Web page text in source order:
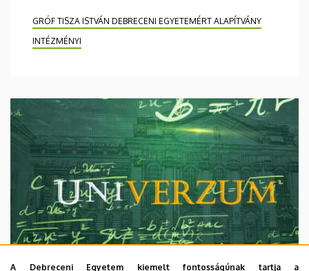
GRÓF TISZA ISTVÁN DEBRECENI EGYETEMÉRT ALAPÍTVÁNY
INTÉZMÉNYI
A Debreceni Egyetem kiemelt fontosságúnak tartja a